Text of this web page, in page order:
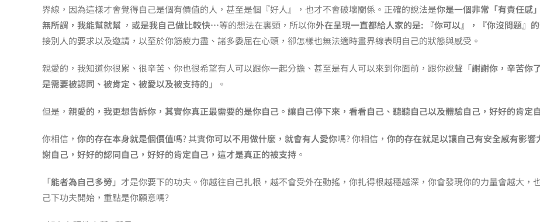
界線，因為這樣才會覺得自己是個有價值的人，甚至是個『好人』，也才不會破壞關係。正確的說法是你是一個非常「有責任感
無所謂，我能幫就幫 ， 或是我自己做比較快…等的想法在裏頭，所以你外在呈現一直都給人家的是: 『你可以』，『你沒問題』的
接別人的要求以及邀請，以至於你筋疲力盡、諸多委屈在心頭，卻怎樣也無法適時畫界線表明自己的狀態與感受。
親愛的，我知道你很累、很辛苦、你也很希望有人可以跟你一起分擔、甚至是有人可以來到你面前，跟你說聲「謝謝你，辛苦你
是需要被認同、被肯定、被愛以及被支持的 」。
但是， 親愛的，我更想告訴你，其實你真正最需要的是你自己。讓自己停下來，看看自己、聽聽自己以及體驗自己，好好的肯定
你相信， 你的存在本身就是個價值嗎? 其實你可以不用做什麼，就會有人愛你嗎? 你相信， 你的存在就足以讓自己有安全感有影響
謝自己，好好的認同自己，好好的肯定自己，這才是真正的被支持 。
「能者為自己多勞 」才是你要下的功夫。你越往自己扎根，越不會受外在動搖，你扎得根越穩越深，你會發現你的力量會越大
己下功夫開始，重點是你願意嗎?